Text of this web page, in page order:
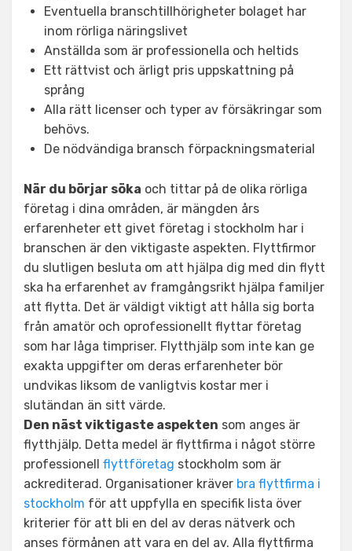
Eventuella branschtillhörigheter bolaget har
inom rörliga näringslivet
Anställda som är professionella och heltids
Ett rättvist och ärligt pris uppskattning på
språng
Alla rätt licenser och typer av försäkringar som
behövs.
De nödvändiga bransch förpackningsmaterial
När du börjar söka och tittar på de olika rörliga
företag i dina områden, är mängden års
erfarenheter ett givet företag i stockholm har i
branschen är den viktigaste aspekten. Flyttfirmor
du slutligen besluta om att hjälpa dig med din flytt
ska ha erfarenhet av framgångsrikt hjälpa familjer
att flytta. Det är väldigt viktigt att hålla sig borta
från amatör och oprofessionellt flyttar företag
som har låga timpriser. Flytthjälp som inte kan ge
exakta uppgifter om deras erfarenheter bör
undvikas liksom de vanligtvis kostar mer i
slutändan än sitt värde.
Den näst viktigaste aspekten som anges är
flytthjälp. Detta medel är flyttfirma i något större
professionell flyttföretag stockholm som är
ackrediterad. Organisationer kräver bra flyttfirma i
stockholm för att uppfylla en specifik lista över
kriterier för att bli en del av deras nätverk och
anses förmånen att vara en del av. Alla flyttfirma